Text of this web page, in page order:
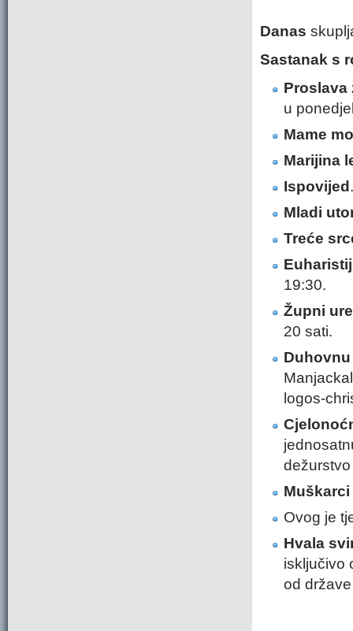
Danas
Sastanak s
Proslava
u
Mame
Marijina
Ispovijed
Mladi
Treće
19:30.
Župni
20 sati.
logos-
Ovog je
Hvala
isključivo
od